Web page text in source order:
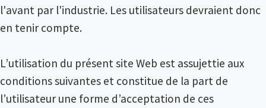
l'avant par l'industrie. Les utilisateurs devraient donc
en tenir compte.
L’utilisation du présent site Web est assujettie aux
conditions suivantes et constitue de la part de
l’utilisateur une forme d’acceptation de ces